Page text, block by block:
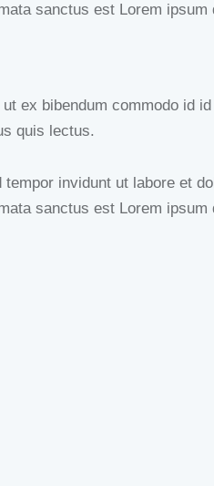
sanctus est Lorem ipsum
ex bibendum commodo id
quis lectus.
invidunt ut labore et
sanctus est Lorem ipsum